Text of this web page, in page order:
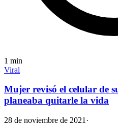
1 min
Viral
Mujer revisó el celular de
planeaba quitarle la vida
28 de noviembre de 2021 ·